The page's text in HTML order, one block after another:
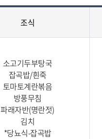
조식
소고기두부탕국
잡곡밥/흰죽
토마토계란볶음
방풍무침
파래자반(명란젓)
김치
*당뇨식-잡곡밥